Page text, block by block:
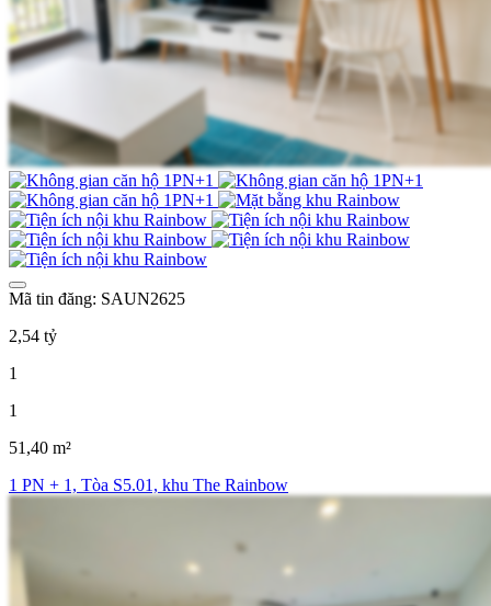
Mã tin đăng: SAUN2625
2,54 tỷ
1
1
51,40 m²
1 PN + 1, Tòa S5.01, khu The Rainbow